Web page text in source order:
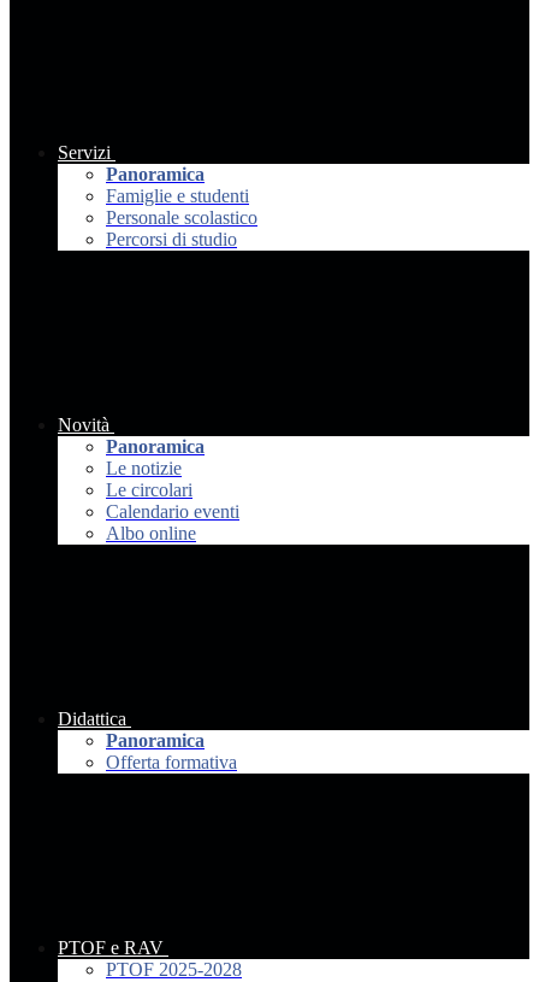
Servizi
Panoramica
Famiglie e studenti
Personale scolastico
Percorsi di studio
Novità
Panoramica
Le notizie
Le circolari
Calendario eventi
Albo online
Didattica
Panoramica
Offerta formativa
PTOF e RAV
PTOF 2025-2028